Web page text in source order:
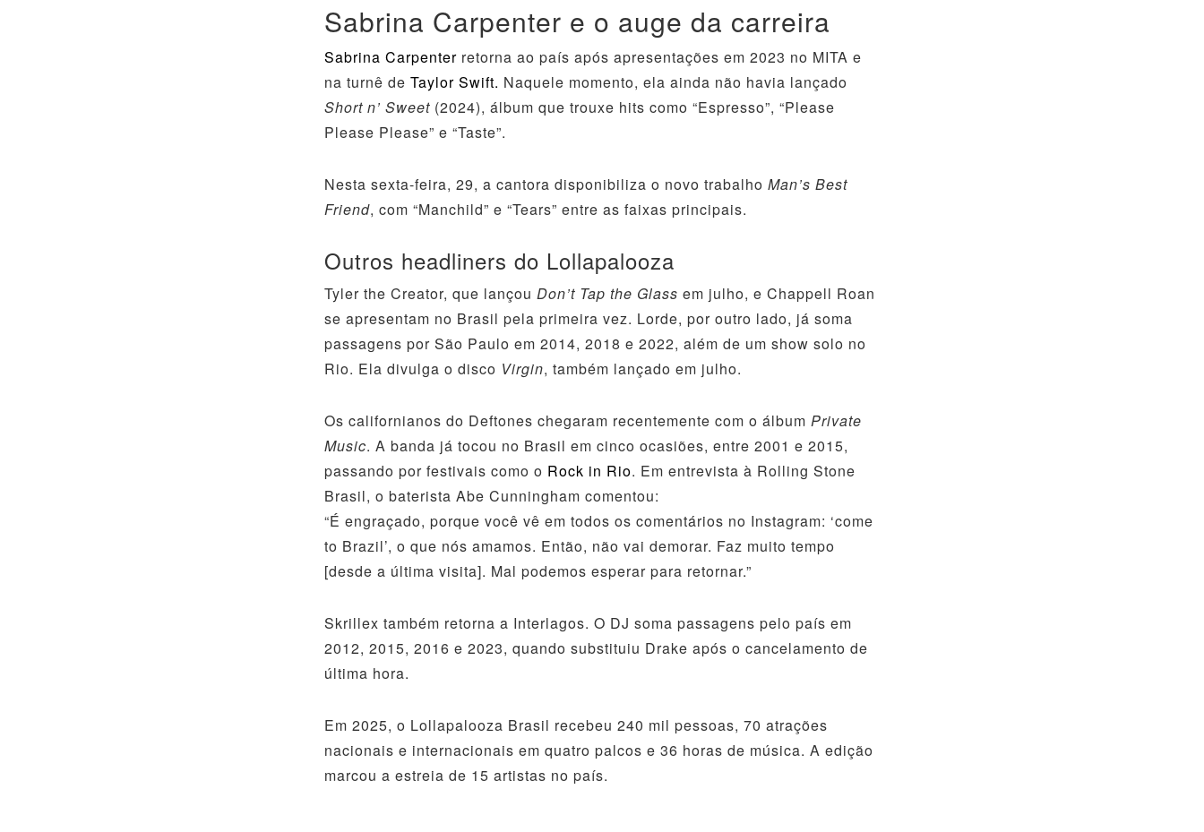
Sabrina Carpenter e o auge da carreira
Sabrina Carpenter retorna ao país após apresentações em 2023 no MITA e
na turnê de Taylor Swift. Naquele momento, ela ainda não havia lançado
Short n’ Sweet (2024), álbum que trouxe hits como “Espresso”, “Please
Please Please” e “Taste”.
Nesta sexta-feira, 29, a cantora disponibiliza o novo trabalho Man’s Best
Friend, com “Manchild” e “Tears” entre as faixas principais.
Outros headliners do Lollapalooza
Tyler the Creator, que lançou Don’t Tap the Glass em julho, e Chappell Roan
se apresentam no Brasil pela primeira vez. Lorde, por outro lado, já soma
passagens por São Paulo em 2014, 2018 e 2022, além de um show solo no
Rio. Ela divulga o disco Virgin, também lançado em julho.
Os californianos do Deftones chegaram recentemente com o álbum Private
Music. A banda já tocou no Brasil em cinco ocasiões, entre 2001 e 2015,
passando por festivais como o Rock in Rio. Em entrevista à Rolling Stone
Brasil, o baterista Abe Cunningham comentou:
“É engraçado, porque você vê em todos os comentários no Instagram: ‘come
to Brazil’, o que nós amamos. Então, não vai demorar. Faz muito tempo
[desde a última visita]. Mal podemos esperar para retornar.”
Skrillex também retorna a Interlagos. O DJ soma passagens pelo país em
2012, 2015, 2016 e 2023, quando substituiu Drake após o cancelamento de
última hora.
Em 2025, o Lollapalooza Brasil recebeu 240 mil pessoas, 70 atrações
nacionais e internacionais em quatro palcos e 36 horas de música. A edição
marcou a estreia de 15 artistas no país.